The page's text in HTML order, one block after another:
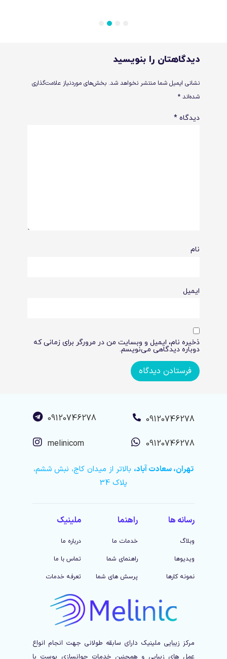
دیدگاهتان را بنویسید
نشانی ایمیل شما منتشر نخواهد شد. بخش‌های موردنیاز علامت‌گذاری
شده‌اند *
دیدگاه *
نام
ایمیل
ذخیره نام، ایمیل و وبسایت من در مرورگر برای زمانی که
دوباره دیدگاهی می‌نویسم.
09120746278
09120746278
09120746278
melinicom
تهران، سعادت آباد، بالاتر از میدان کاج، نبش ششم،
پلاک 34
رسانه ها
وبلاگ
ویدیوها
نمونه کارها
راهنما
خدمات ما
راهنمای شما
پرسش های شما
ملینیک
درباره ما
تماس با ما
تعرفه خدمات
مرکز زیبایی ملینیک دارای سابقه طولانی جهت انجام انواع
عمل های زیبایی و همچنین خدمات جوانسازی پوست با